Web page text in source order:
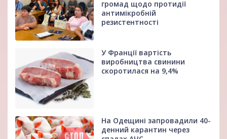
громад щодо протидії
антимікробній
резистентності
У Франції вартість
виробництва свинини
скоротилася на 9,4%
На Одещині запровадили 40-
денний карантин через